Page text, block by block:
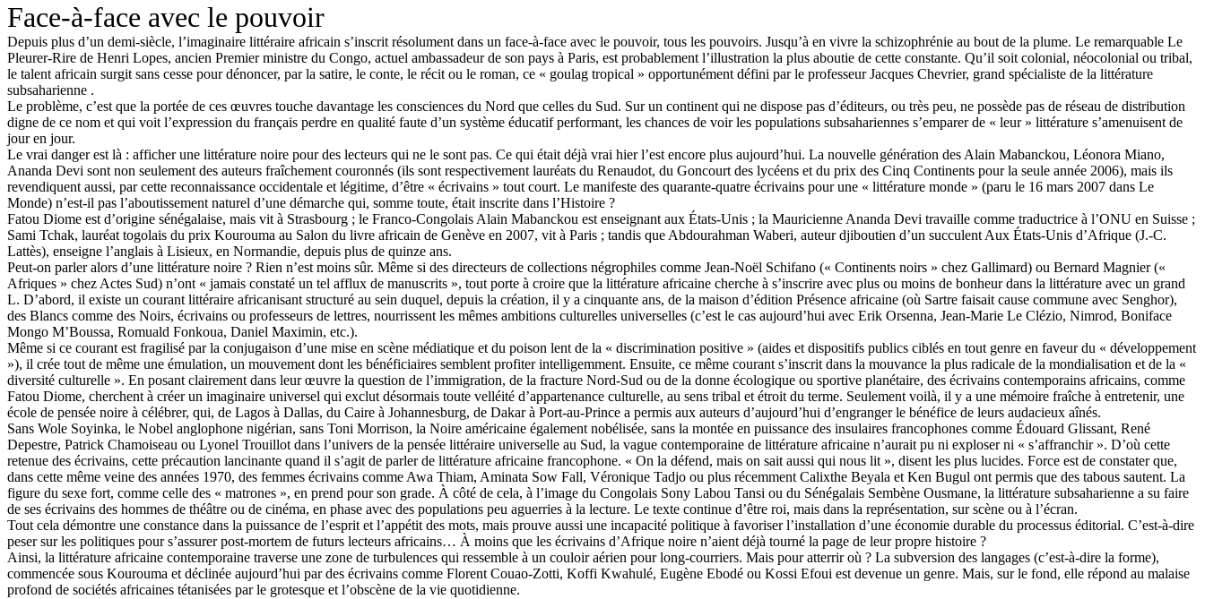
Face-à-face avec le pouvoir
Depuis plus d’un demi-siècle, l’imaginaire littéraire africain s’inscrit résolument dans un face-à-face avec le pouvoir, tous les pouvoirs. Jusqu’à en vivre la schizophrénie au bout de la plume. Le remarquable Le
Pleurer-Rire de Henri Lopes, ancien Premier ministre du Congo, actuel ambassadeur de son pays à Paris, est probablement l’illustration la plus aboutie de cette constante. Qu’il soit colonial, néocolonial ou tribal,
le talent africain surgit sans cesse pour dénoncer, par la satire, le conte, le récit ou le roman, ce « goulag tropical » opportunément défini par le professeur Jacques Chevrier, grand spécialiste de la littérature
subsaharienne .
Le problème, c’est que la portée de ces œuvres touche davantage les consciences du Nord que celles du Sud. Sur un continent qui ne dispose pas d’éditeurs, ou très peu, ne possède pas de réseau de distribution
digne de ce nom et qui voit l’expression du français perdre en qualité faute d’un système éducatif performant, les chances de voir les populations subsahariennes s’emparer de « leur » littérature s’amenuisent de
jour en jour.
Le vrai danger est là : afficher une littérature noire pour des lecteurs qui ne le sont pas. Ce qui était déjà vrai hier l’est encore plus aujourd’hui. La nouvelle génération des Alain Mabanckou, Léonora Miano,
Ananda Devi sont non seulement des auteurs fraîchement couronnés (ils sont respectivement lauréats du Renaudot, du Goncourt des lycéens et du prix des Cinq Continents pour la seule année 2006), mais ils
revendiquent aussi, par cette reconnaissance occidentale et légitime, d’être « écrivains » tout court. Le manifeste des quarante-quatre écrivains pour une « littérature monde » (paru le 16 mars 2007 dans Le
Monde) n’est-il pas l’aboutissement naturel d’une démarche qui, somme toute, était inscrite dans l’Histoire ?
Fatou Diome est d’origine sénégalaise, mais vit à Strasbourg ; le Franco-Congolais Alain Mabanckou est enseignant aux États-Unis ; la Mauricienne Ananda Devi travaille comme traductrice à l’ONU en Suisse ;
Sami Tchak, lauréat togolais du prix Kourouma au Salon du livre africain de Genève en 2007, vit à Paris ; tandis que Abdourahman Waberi, auteur djiboutien d’un succulent Aux États-Unis d’Afrique (J.-C.
Lattès), enseigne l’anglais à Lisieux, en Normandie, depuis plus de quinze ans.
Peut-on parler alors d’une littérature noire ? Rien n’est moins sûr. Même si des directeurs de collections négrophiles comme Jean-Noël Schifano (« Continents noirs » chez Gallimard) ou Bernard Magnier («
Afriques » chez Actes Sud) n’ont « jamais constaté un tel afflux de manuscrits », tout porte à croire que la littérature africaine cherche à s’inscrire avec plus ou moins de bonheur dans la littérature avec un grand
L. D’abord, il existe un courant littéraire africanisant structuré au sein duquel, depuis la création, il y a cinquante ans, de la maison d’édition Présence africaine (où Sartre faisait cause commune avec Senghor),
des Blancs comme des Noirs, écrivains ou professeurs de lettres, nourrissent les mêmes ambitions culturelles universelles (c’est le cas aujourd’hui avec Erik Orsenna, Jean-Marie Le Clézio, Nimrod, Boniface
Mongo M’Boussa, Romuald Fonkoua, Daniel Maximin, etc.).
Même si ce courant est fragilisé par la conjugaison d’une mise en scène médiatique et du poison lent de la « discrimination positive » (aides et dispositifs publics ciblés en tout genre en faveur du « développement
»), il crée tout de même une émulation, un mouvement dont les bénéficiaires semblent profiter intelligemment. Ensuite, ce même courant s’inscrit dans la mouvance la plus radicale de la mondialisation et de la «
diversité culturelle ». En posant clairement dans leur œuvre la question de l’immigration, de la fracture Nord-Sud ou de la donne écologique ou sportive planétaire, des écrivains contemporains africains, comme
Fatou Diome, cherchent à créer un imaginaire universel qui exclut désormais toute velléité d’appartenance culturelle, au sens tribal et étroit du terme. Seulement voilà, il y a une mémoire fraîche à entretenir, une
école de pensée noire à célébrer, qui, de Lagos à Dallas, du Caire à Johannesburg, de Dakar à Port-au-Prince a permis aux auteurs d’aujourd’hui d’engranger le bénéfice de leurs audacieux aînés.
Sans Wole Soyinka, le Nobel anglophone nigérian, sans Toni Morrison, la Noire américaine également nobélisée, sans la montée en puissance des insulaires francophones comme Édouard Glissant, René
Depestre, Patrick Chamoiseau ou Lyonel Trouillot dans l’univers de la pensée littéraire universelle au Sud, la vague contemporaine de littérature africaine n’aurait pu ni exploser ni « s’affranchir ». D’où cette
retenue des écrivains, cette précaution lancinante quand il s’agit de parler de littérature africaine francophone. « On la défend, mais on sait aussi qui nous lit », disent les plus lucides. Force est de constater que,
dans cette même veine des années 1970, des femmes écrivains comme Awa Thiam, Aminata Sow Fall, Véronique Tadjo ou plus récemment Calixthe Beyala et Ken Bugul ont permis que des tabous sautent. La
figure du sexe fort, comme celle des « matrones », en prend pour son grade. À côté de cela, à l’image du Congolais Sony Labou Tansi ou du Sénégalais Sembène Ousmane, la littérature subsaharienne a su faire
de ses écrivains des hommes de théâtre ou de cinéma, en phase avec des populations peu aguerries à la lecture. Le texte continue d’être roi, mais dans la représentation, sur scène ou à l’écran.
Tout cela démontre une constance dans la puissance de l’esprit et l’appétit des mots, mais prouve aussi une incapacité politique à favoriser l’installation d’une économie durable du processus éditorial. C’est-à-dire
peser sur les politiques pour s’assurer post-mortem de futurs lecteurs africains… À moins que les écrivains d’Afrique noire n’aient déjà tourné la page de leur propre histoire ?
Ainsi, la littérature africaine contemporaine traverse une zone de turbulences qui ressemble à un couloir aérien pour long-courriers. Mais pour atterrir où ? La subversion des langages (c’est-à-dire la forme),
commencée sous Kourouma et déclinée aujourd’hui par des écrivains comme Florent Couao-Zotti, Koffi Kwahulé, Eugène Ebodé ou Kossi Efoui est devenue un genre. Mais, sur le fond, elle répond au malaise
profond de sociétés africaines tétanisées par le grotesque et l’obscène de la vie quotidienne.